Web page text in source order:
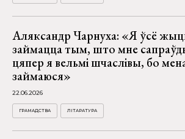
Аляксандр Чарнуха: «Я ўсё
займацца тым, што мне
цяпер я вельмі шчаслівы, бо
займаюся»
22.06.2026
ГРАМАДСТВА ЛІТАРАТУРА